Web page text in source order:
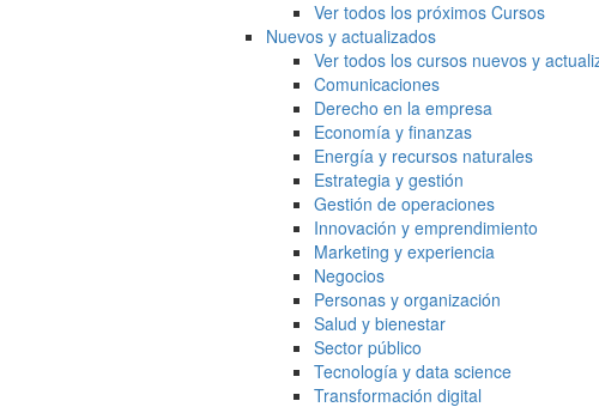
Ver todos los próximos Cursos
Nuevos y actualizados
Ver todos los cursos nuevos y
Comunicaciones
Derecho en la empresa
Economía y finanzas
Energía y recursos naturales
Estrategia y gestión
Gestión de operaciones
Innovación y emprendimiento
Marketing y experiencia
Negocios
Personas y organización
Salud y bienestar
Sector público
Tecnología y data science
Transformación digital